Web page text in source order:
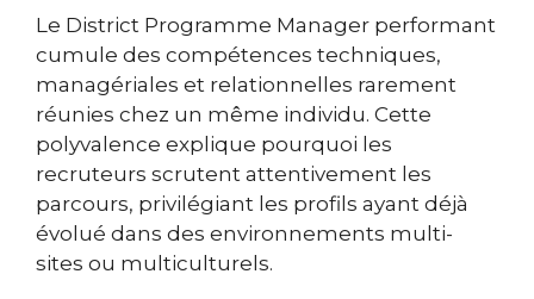
Le District Programme Manager performant
cumule des compétences techniques,
managériales et relationnelles rarement
réunies chez un même individu. Cette
polyvalence explique pourquoi les
recruteurs scrutent attentivement les
parcours, privilégiant les profils ayant déjà
évolué dans des environnements multi-
sites ou multiculturels.